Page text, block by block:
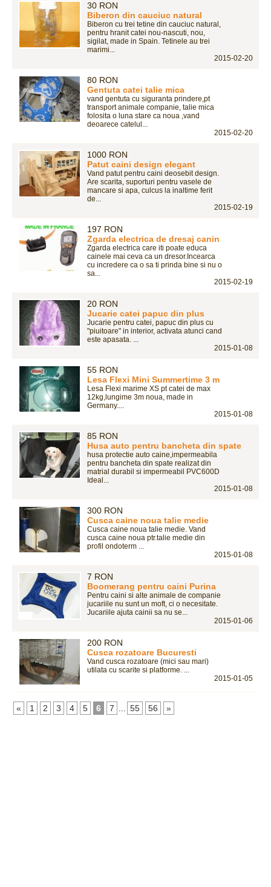
30 RON
Biberon din cauciuc natural
Biberon cu trei tetine din cauciuc natural,
pentru hranit catei nou-nascuti, nou,
sigilat, made in Spain. Tetinele au trei
marimi...
2015-02-20
80 RON
Gentuta catei talie mica
vand gentuta cu siguranta prindere,pt
transport animale companie, talie mica
folosita o luna stare ca noua ,vand
deoarece catelul...
2015-02-20
1000 RON
Patut caini design elegant
Vand patut pentru caini deosebit design.
Are scarita, suporturi pentru vasele de
mancare si apa, culcus la inaltime ferit
de...
2015-02-19
197 RON
Zgarda electrica de dresaj canin
Zgarda electrica care iti poate educa
cainele mai ceva ca un dresor.Incearca
cu incredere ca o sa ti prinda bine si nu o
sa...
2015-02-19
20 RON
Jucarie catei papuc din plus
Jucarie pentru catei, papuc din plus cu
"piuitoare" in interior, activata atunci cand
este apasata. ...
2015-01-08
55 RON
Lesa Flexi Mini Summertime 3 m
Lesa Flexi marime XS pt catei de max
12kg,lungime 3m noua, made in
Germany....
2015-01-08
85 RON
Husa auto pentru bancheta din spate
husa protectie auto caine,impermeabila
pentru bancheta din spate realizat din
matrial durabil si impermeabil PVC600D
Ideal...
2015-01-08
300 RON
Cusca caine noua talie medie
Cusca caine noua talie medie. Vand
cusca caine noua ptr.talie medie din
profil ondoterm ...
2015-01-08
7 RON
Boomerang pentru caini Purina
Pentru caini si alte animale de companie
jucariile nu sunt un moft, ci o necesitate.
Jucariile ajuta cainii sa nu se...
2015-01-06
200 RON
Cusca rozatoare Bucuresti
Vand cusca rozatoare (mici sau mari)
utilata cu scarite si platforme. ...
2015-01-05
« 1 2 3 4 5 6 7 ... 55 56 »